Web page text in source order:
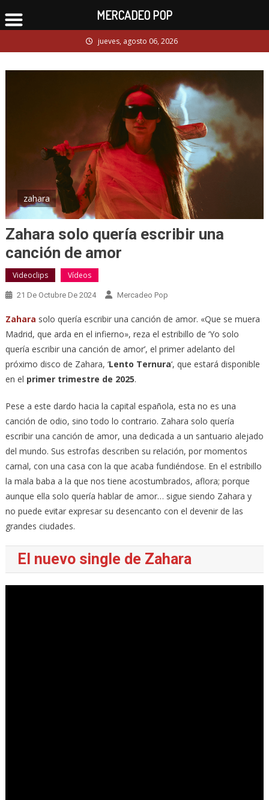
to
jueves, agosto 06, 2026
zahara
Zahara solo quería escribir una
canción de amor
Videoclips Vídeos
21 De Octubre De 2024 Mercadeo Pop
Zahara solo quería escribir una canción de amor. «Que se muera
Madrid, que arda en el infierno», reza el estribillo de ‘Yo solo
quería escribir una canción de amor’, el primer adelanto del
próximo disco de Zahara, ‘Lento Ternura‘, que estará disponible
en el primer trimestre de 2025.
Pese a este dardo hacia la capital española, esta no es una
canción de odio, sino todo lo contrario. Zahara solo quería
escribir una canción de amor, una dedicada a un santuario alejado
del mundo. Sus estrofas describen su relación, por momentos
carnal, con una casa con la que acaba fundiéndose. En el estribillo
la mala baba a la que nos tiene acostumbrados, aflora; porque
aunque ella solo quería hablar de amor… sigue siendo Zahara y
no puede evitar expresar su desencanto con el devenir de las
grandes ciudades.
El nuevo single de Zahara
MERCADEO POP